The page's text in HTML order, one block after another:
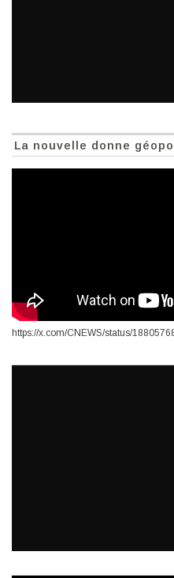
La nouvelle donne
https://x.com/CNEWS/status/